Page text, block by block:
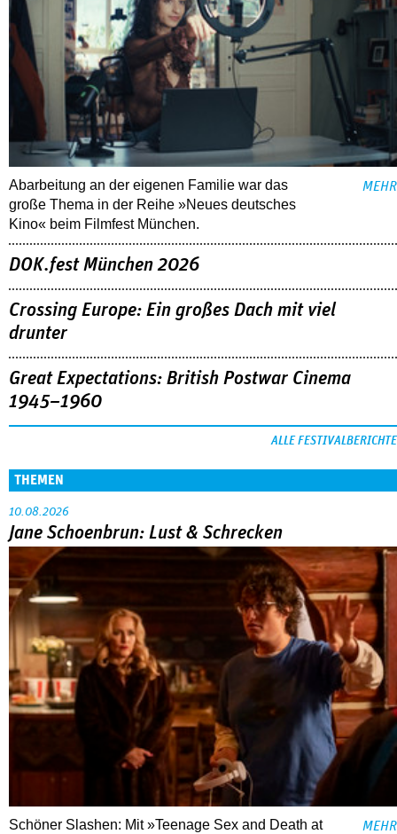
Abarbeitung an der eigenen Familie war das
große Thema in der Reihe »Neues deutsches
Kino« beim Filmfest München.
MEHR
DOK.fest München 2026
Crossing Europe: Ein großes Dach mit viel
drunter
Great Expectations: British Postwar Cinema
1945–1960
ALLE FESTIVALBERICHTE
THEMEN
10.08.2026
Jane Schoenbrun: Lust & Schrecken
Schöner Slashen: Mit »Teenage Sex and Death at
MEHR